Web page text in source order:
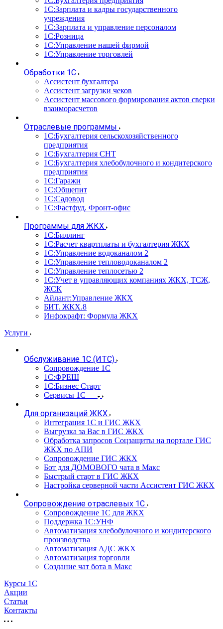
1С:Зарплата и кадры государственного
учреждения
1С:Зарплата и управление персоналом
1С:Розница
1С:Управление нашей фирмой
1С:Управление торговлей
Обработки 1С
Ассистент бухгалтера
Ассистент загрузки чеков
Ассистент массового формирования актов сверки
взаиморасчетов
Отраслевые программы
1С:Бухгалтерия сельскохозяйственного
предприятия
1С:Бухгалтерия СНТ
1С:Бухгалтерия хлебобулочного и кондитерского
предприятия
1С:Гаражи
1С:Общепит
1С:Садовод
1С:Фастфуд. Фронт-офис
Программы для ЖКХ
1С:Биллинг
1С:Расчет квартплаты и бухгалтерия ЖКХ
1С:Управление водоканалом 2
1С:Управление тепловодоканалом 2
1С:Управление теплосетью 2
1С:Учет в управляющих компаниях ЖКХ, ТСЖ,
ЖСК
Айлант:Управление ЖКХ
БИТ. ЖКХ.8
Инфокрафт: Формула ЖКХ
Услуги
Обслуживание 1С (ИТС)
Сопровождение 1С
1С:ФРЕШ
1С:Бизнес Старт
Сервисы 1С
Для организаций ЖКХ
Интеграция 1С и ГИС ЖКХ
Выгрузка за Вас в ГИС ЖКХ
Обработка запросов Соцзащиты на портале ГИС
ЖКХ по АПИ
Сопровождение ГИС ЖКХ
Бот для ДОМОВОГО чата в Макс
Быстрый старт в ГИС ЖКХ
Настройка серверной части Ассистент ГИС ЖКХ
Сопровождение отраслевых 1С
Сопровождение 1С для ЖКХ
Поддержка 1С:УНФ
Автоматизация хлебобулочного и кондитерского
производства
Автоматизация АДС ЖКХ
Автоматизация торговли
Создание чат бота в Макс
Курсы 1С
Акции
Статьи
Контакты